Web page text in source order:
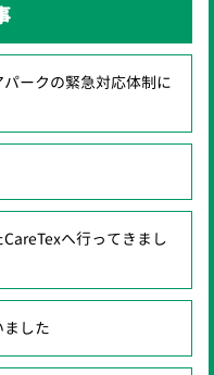
ークの緊急対応体制に
へ行ってきまし
ました